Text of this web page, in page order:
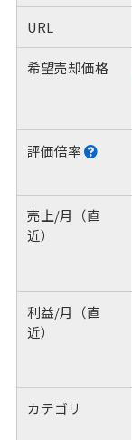
URL
希望売却価格
評価倍率
売上/月（直
近）
利益/月（直
近）
カテゴリ